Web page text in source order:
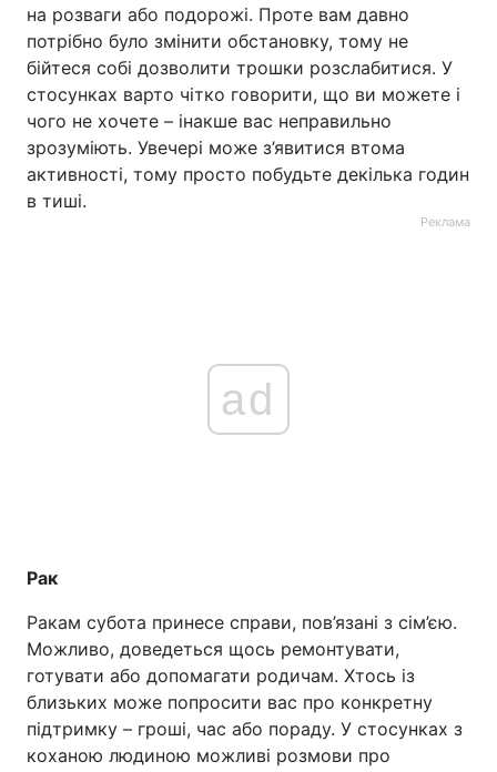
на розваги або подорожі. Проте вам давно
потрібно було змінити обстановку, тому не
бійтеся собі дозволити трошки розслабитися. У
стосунках варто чітко говорити, що ви можете і
чого не хочете – інакше вас неправильно
зрозуміють. Увечері може з’явитися втома
активності, тому просто побудьте декілька годин
в тиші.
Реклама
ad
Рак
Ракам субота принесе справи, пов’язані з сім’єю.
Можливо, доведеться щось ремонтувати,
готувати або допомагати родичам. Хтось із
близьких може попросити вас про конкретну
підтримку – гроші, час або пораду. У стосунках з
коханою людиною можливі розмови про